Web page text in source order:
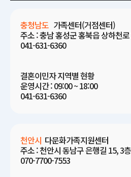
충청남도 가족센터(거점센터)
주소 : 충남 홍성군 홍북읍 상하천
041-631-6360
결혼이민자 지역별 현황
운영시간 : 09:00 ~ 18:00
041-631-6360
천안시 다문화가족지원센터
주소 : 천안시 동남구 은행길 15, 3층
070-7700-7553